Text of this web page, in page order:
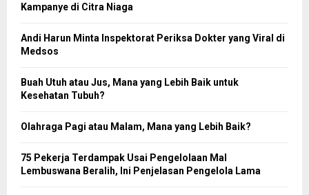
Kampanye di Citra Niaga
Andi Harun Minta Inspektorat Periksa Dokter yang Viral di
Medsos
Buah Utuh atau Jus, Mana yang Lebih Baik untuk
Kesehatan Tubuh?
Olahraga Pagi atau Malam, Mana yang Lebih Baik?
75 Pekerja Terdampak Usai Pengelolaan Mal
Lembuswana Beralih, Ini Penjelasan Pengelola Lama